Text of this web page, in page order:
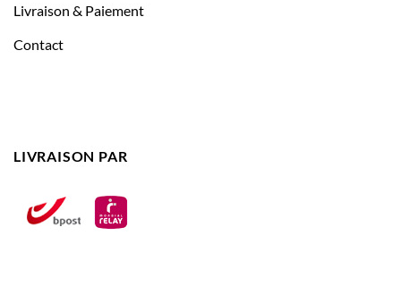
Livraison & Paiement
Contact
LIVRAISON PAR